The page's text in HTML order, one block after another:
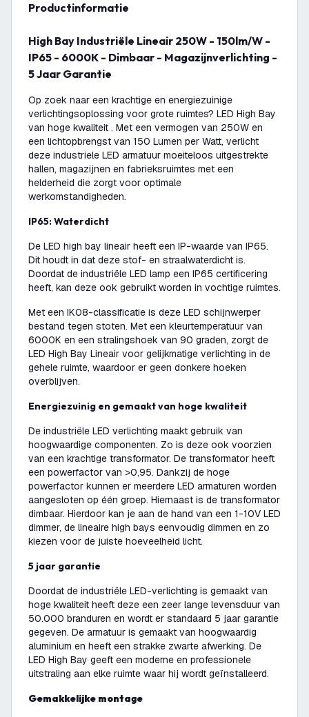
productinformatie
High Bay Industriële Lineair 250W - 150lm/W -
IP65 - 6000K - Dimbaar - Magazijnverlichting -
5 Jaar Garantie
Op zoek naar een krachtige en energiezuinige
verlichtingsoplossing voor grote ruimtes? LED High Bay
van hoge kwaliteit . Met een vermogen van 250W en
een lichtopbrengst van 150 Lumen per Watt, verlicht
deze industriele LED armatuur moeiteloos uitgestrekte
hallen, magazijnen en fabrieksruimtes met een
helderheid die zorgt voor optimale
werkomstandigheden.
IP65: Waterdicht
De LED high bay lineair heeft een IP-waarde van IP65.
Dit houdt in dat deze stof- en straalwaterdicht is.
Doordat de industriële LED lamp een IP65 certificering
heeft, kan deze ook gebruikt worden in vochtige ruimtes.
Met een IK08-classificatie is deze LED schijnwerper
bestand tegen stoten. Met een kleurtemperatuur van
6000K en een stralingshoek van 90 graden, zorgt de
LED High Bay Lineair voor gelijkmatige verlichting in de
gehele ruimte, waardoor er geen donkere hoeken
overblijven.
Energiezuinig en gemaakt van hoge kwaliteit
De industriële LED verlichting maakt gebruik van
hoogwaardige componenten. Zo is deze ook voorzien
van een krachtige transformator. De transformator heeft
een powerfactor van >0,95. Dankzij de hoge
powerfactor kunnen er meerdere LED armaturen worden
aangesloten op één groep. Hiernaast is de transformator
dimbaar. Hierdoor kan je aan de hand van een 1-10V LED
dimmer, de lineaire high bays eenvoudig dimmen en zo
kiezen voor de juiste hoeveelheid licht.
5 jaar garantie
Doordat de industriële LED-verlichting is gemaakt van
hoge kwaliteit heeft deze een zeer lange levensduur van
50.000 branduren en wordt er standaard 5 jaar garantie
gegeven. De armatuur is gemaakt van hoogwaardig
aluminium en heeft een strakke zwarte afwerking. De
LED High Bay geeft een moderne en professionele
uitstraling aan elke ruimte waar hij wordt geïnstalleerd.
Gemakkelijke montage